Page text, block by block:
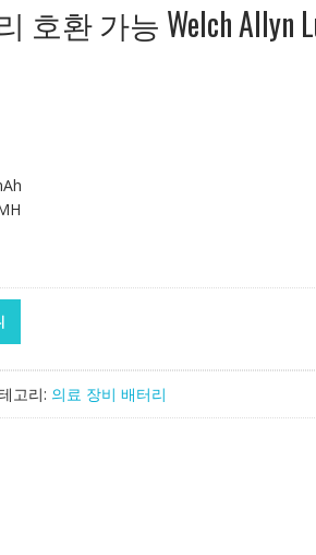
호환 가능 Welch Allyn
고리: 의료 장비 배터리